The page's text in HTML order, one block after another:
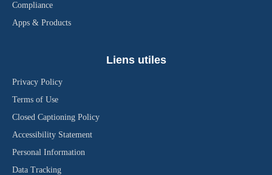
Compliance
Apps & Products
Liens utiles
Privacy Policy
Terms of Use
Closed Captioning Policy
Accessibility Statement
Personal Information
Data Tracking